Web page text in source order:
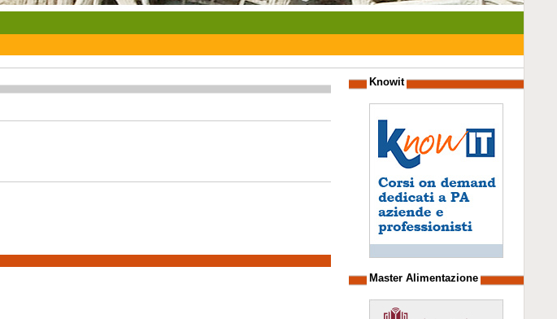
Knowit
Master Alimentazione